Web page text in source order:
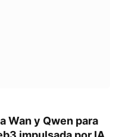
Wan y Qwen para